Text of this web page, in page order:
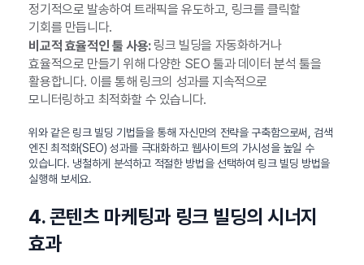
정기적으로 발송하여 트래픽을 유도하고, 링크를 클릭할
기회를 만듭니다.
비교적 효율적인 툴 사용:링크 빌딩을 자동화하거나
효율적으로 만들기 위해 다양한 SEO 툴과 데이터 분석 툴을
활용합니다. 이를 통해 링크의 성과를 지속적으로
모니터링하고 최적화할 수 있습니다.
위와 같은 링크 빌딩 기법들을 통해 자신만의 전략을 구축함으로써, 검색
엔진 최적화(SEO) 성과를 극대화하고 웹사이트의 가시성을 높일 수
있습니다. 냉철하게 분석하고 적절한 방법을 선택하여 링크 빌딩 방법을
실행해 보세요.
4. 콘텐츠 마케팅과 링크 빌딩의 시너지
효과